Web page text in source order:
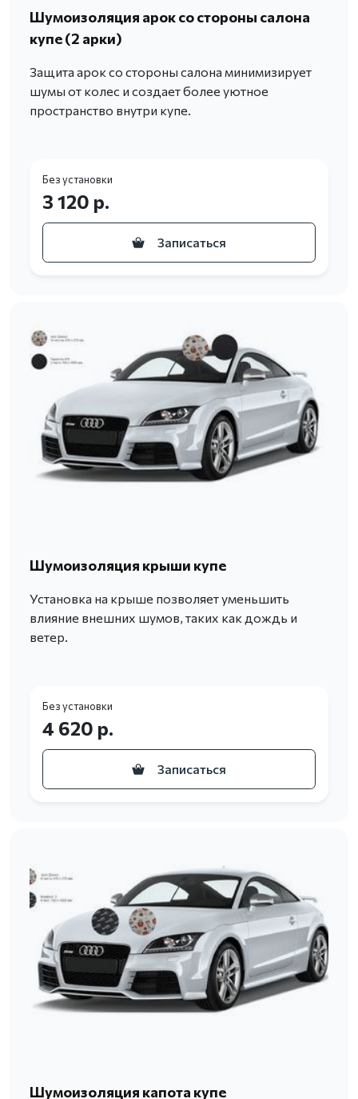
Шумоизоляция арок со стороны салона
купе (2 арки)
Защита арок со стороны салона минимизирует
шумы от колес и создает более уютное
пространство внутри купе.
Без установки
3 120 р.
Записаться
Шумоизоляция крыши купе
Установка на крыше позволяет уменьшить
влияние внешних шумов, таких как дождь и
ветер.
Без установки
4 620 р.
Записаться
Шумоизоляция капота купе